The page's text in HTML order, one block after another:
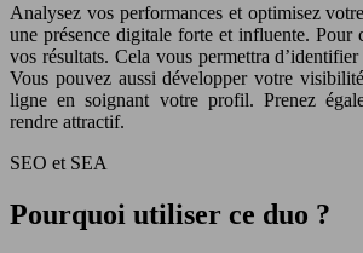
Analysez vos performances et optimisez
une présence digitale forte et influente. Pour
vos résultats. Cela vous permettra
Vous pouvez aussi développer votre
ligne en soignant votre profil. Prenez
rendre attractif.
SEO et SEA
Pourquoi utiliser ce duo ?